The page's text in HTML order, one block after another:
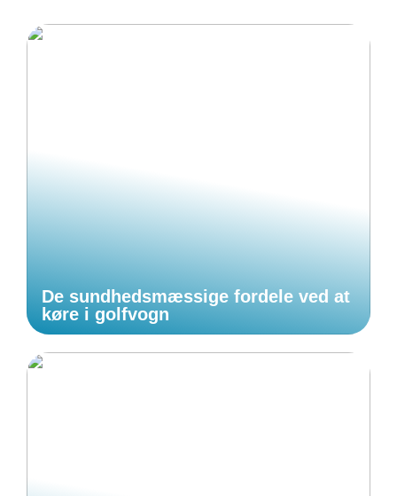
De sundhedsmæssige fordele ved at
køre i golfvogn